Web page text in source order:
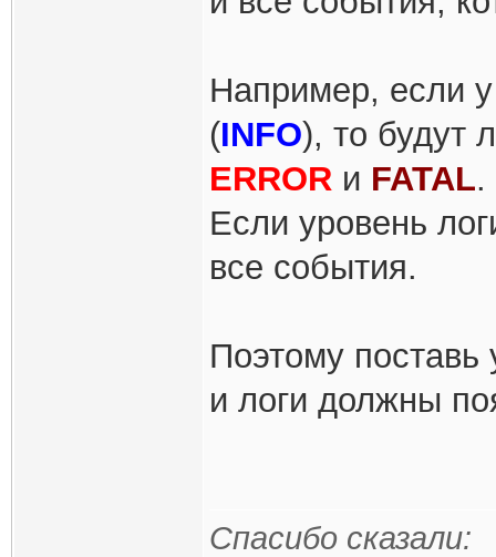
Например, если у
(INFO), то будут
ERRORи FATAL.
Если уровень
все события.
Поэтому поставь
и логи должны
Спасибо сказали: